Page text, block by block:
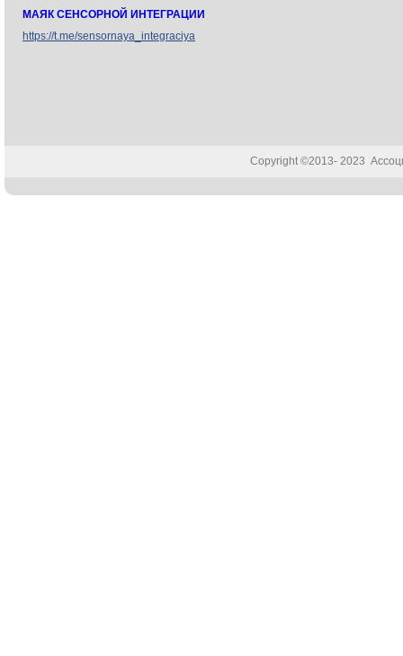
МАЯК СЕНСОРНОЙ ИНТЕГРАЦИИ
https://t.me/sensornaya_integraciya
Copyright ©2013- 2023